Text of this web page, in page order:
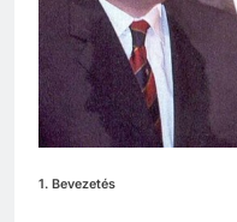
1. Bevezetés